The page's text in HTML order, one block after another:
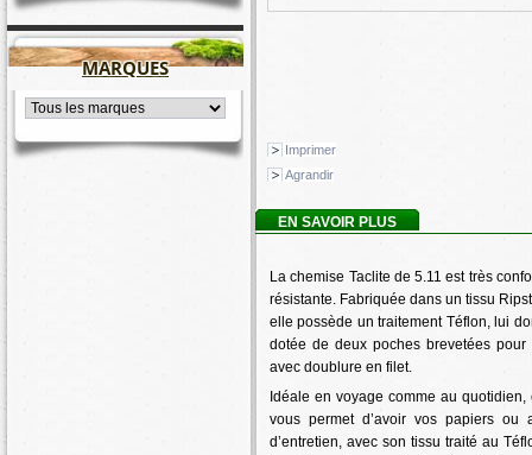
MARQUES
Imprimer
Agrandir
EN SAVOIR PLUS
La chemise Taclite de 5.11 est très
résistante. Fabriquée dans un tissu
elle possède un traitement Téflon, lui
dotée de deux poches brevetées
avec doublure en filet.
Idéale en voyage comme au
vous permet d’avoir vos papiers ou
d’entretien, avec son tissu traité au